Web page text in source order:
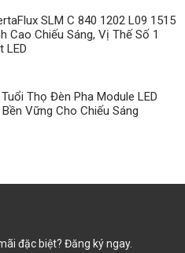
SLM C 840 1202 L09 1515
Cao Chiếu Sáng, Vị Thế Số 1
LED
Thọ Đèn Pha Module LED
Vững Cho Chiếu Sáng
đặc biệt? Đăng ký ngay.